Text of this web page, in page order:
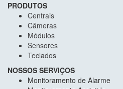
PRODUTOS
Centrais
Câmeras
Módulos
Sensores
Teclados
NOSSOS SERVIÇOS
Monitoramento de Alarme